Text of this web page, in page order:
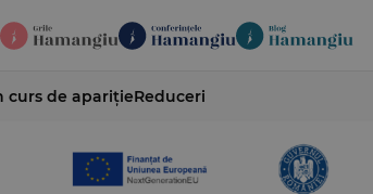
curs de aparițieReduceri